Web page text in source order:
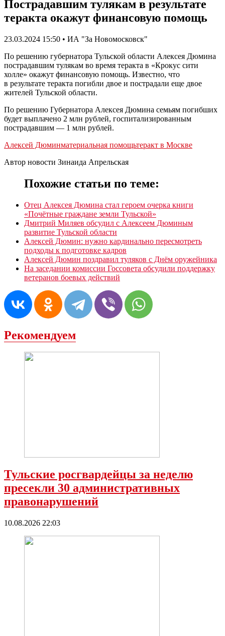
Пострадавшим тулякам в результате
теракта окажут финансовую помощь
23.03.2024 15:50 • ИА "За Новомосковск"
По решению губернатора Тульской области Алексея Дюмина
пострадавшим тулякам во время теракта в «Крокус сити
холле» окажут финансовую помощь. Известно, что
в результате теракта погибли двое и пострадали еще двое
жителей Тульской области.
По решению Губернатора Алексея Дюмина семьям погибших
будет выплачено 2 млн рублей, госпитализированным
пострадавшим — 1 млн рублей.
Алексей Дюминматериальная помощьтеракт в Москве
Автор новости Зинаида Апрельская
Похожие статьи по теме:
Отец Алексея Дюмина стал героем очерка книги
«Почётные граждане земли Тульской»
Дмитрий Миляев обсудил с Алексеем Дюминым
развитие Тульской области
Алексей Дюмин: нужно кардинально пересмотреть
подходы к подготовке кадров
Алексей Дюмин поздравил туляков с Днём оружейника
На заседании комиссии Госсовета обсудили поддержку
ветеранов боевых действий
Рекомендуем
Тульские росгвардейцы за неделю
пресекли 30 административных
правонарушений
10.08.2026 22:03